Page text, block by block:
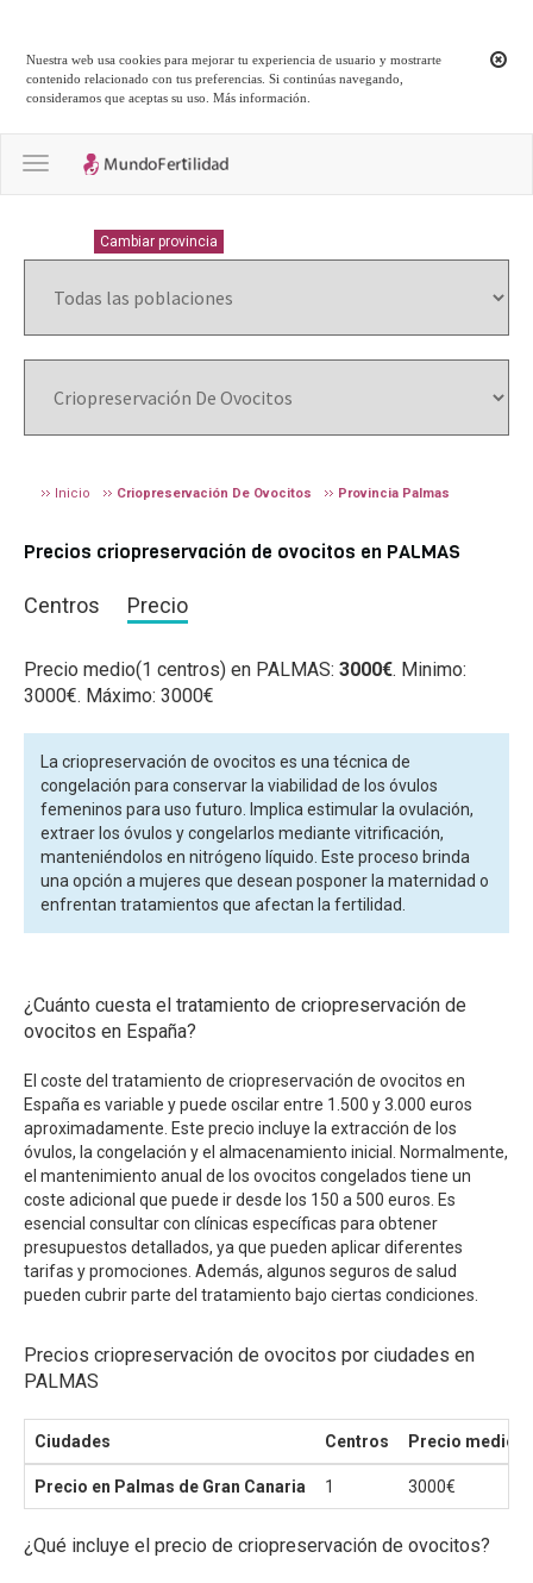
Nuestra web usa cookies para mejorar tu experiencia de usuario y mostrarte
contenido relacionado con tus preferencias. Si continúas navegando,
consideramos que aceptas su uso.Más información
Toggle navigation
Cambiar provincia
Inicio Criopreservación De Ovocitos Provincia Palmas
Precios criopreservación de ovocitos en PALMAS
Centros Precio
Precio medio(1 centros) en PALMAS: 3000€. Minimo:
3000€. Máximo: 3000€
La criopreservación de ovocitos es una técnica de
congelación para conservar la viabilidad de los óvulos
femeninos para uso futuro. Implica estimular la ovulación,
extraer los óvulos y congelarlos mediante vitrificación,
manteniéndolos en nitrógeno líquido. Este proceso brinda
una opción a mujeres que desean posponer la maternidad o
enfrentan tratamientos que afectan la fertilidad.
¿Cuánto cuesta el tratamiento de criopreservación de
ovocitos en España?
El coste del tratamiento de criopreservación de ovocitos en
España es variable y puede oscilar entre 1.500 y 3.000 euros
aproximadamente. Este precio incluye la extracción de los
óvulos, la congelación y el almacenamiento inicial. Normalmente,
el mantenimiento anual de los ovocitos congelados tiene un
coste adicional que puede ir desde los 150 a 500 euros. Es
esencial consultar con clínicas específicas para obtener
presupuestos detallados, ya que pueden aplicar diferentes
tarifas y promociones. Además, algunos seguros de salud
pueden cubrir parte del tratamiento bajo ciertas condiciones.
Precios criopreservación de ovocitos por ciudades en
PALMAS
Ciudades Centros Precio medio
Precio en Palmas de Gran Canaria 1 3000€
¿Qué incluye el precio de criopreservación de ovocitos?